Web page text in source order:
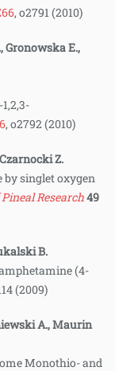
, o2791 (2010)
Gronowska E.,
, o2792 (2010)
Z.
by singlet oxygen
Research49
B.
(4-
(2009)
A., Maurin
Monothio- and